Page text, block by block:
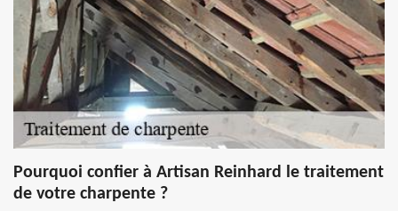
Pourquoi confier à Artisan Reinhard le traitement
de votre charpente ?